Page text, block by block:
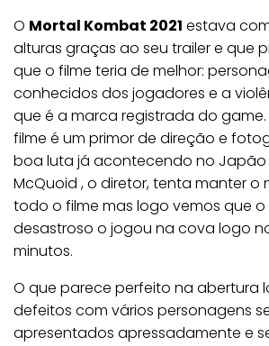
O Mortal Kombat 2021 estava
alturas graças ao seu trailer e que
que o filme teria de melhor:
conhecidos dos jogadores e a
que é a marca registrada do
filme é um primor de direção e
boa luta já acontecendo no Japão
McQuoid , o diretor, tenta manter o
todo o filme mas logo vemos que o
desastroso o jogou na cova logo
minutos.
O que parece perfeito na abertura
defeitos com vários personagens
apresentados apressadamente e